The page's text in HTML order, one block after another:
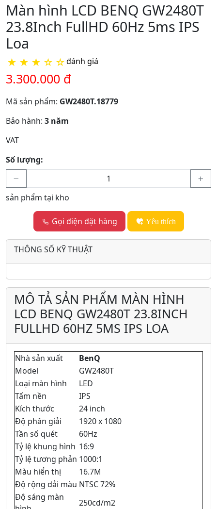
Màn hình LCD BENQ GW2480T
23.8Inch FullHD 60Hz 5ms IPS
Loa
★ ★ ★ ☆ ☆đánh giá
3.300.000 đ
Mã sản phẩm: GW2480T.18779
Bảo hành: 3 năm
VAT
Số lượng:
sản phẩm tại kho
Gọi điện đặt hàng Yêu thích
THÔNG SỐ KỸ THUẬT
MÔ TẢ SẢN PHẨM MÀN HÌNH
LCD BENQ GW2480T 23.8INCH
FULLHD 60HZ 5MS IPS LOA
Nhà sản xuất
BenQ
Model
GW2480T
Loại màn hình
LED
Tấm nền
IPS
Kích thước
24 inch
Độ phân giải
1920 x 1080
Tần số quét
60Hz
Tỷ lệ khung hình 16:9
Tỷ lệ tương phản 1000:1
Màu hiển thị
16.7M
Độ rộng dải màu NTSC 72%
Độ sáng màn
250cd/m2